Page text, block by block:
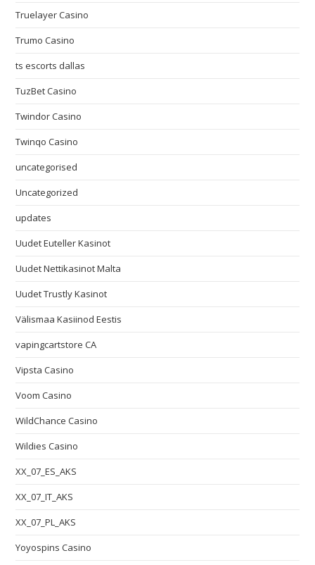
Truelayer Casino
Trumo Casino
ts escorts dallas
TuzBet Casino
Twindor Casino
Twinqo Casino
uncategorised
Uncategorized
updates
Uudet Euteller Kasinot
Uudet Nettikasinot Malta
Uudet Trustly Kasinot
Välismaa Kasiinod Eestis
vapingcartstore CA
Vipsta Casino
Voom Casino
WildChance Casino
Wildies Casino
XX_07_ES_AKS
XX_07_IT_AKS
XX_07_PL_AKS
Yoyospins Casino